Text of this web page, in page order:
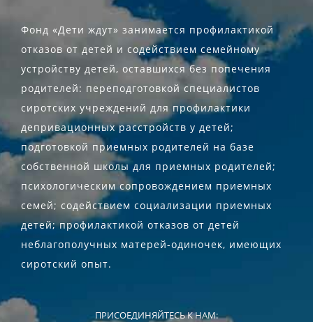
Фонд «Дети ждут» занимается профилактикой
отказов от детей и содействием семейному
устройству детей, оставшихся без попечения
родителей: переподготовкой специалистов
сиротских учреждений для профилактики
депривационных расстройств у детей;
подготовкой приемных родителей на базе
собственной школы для приемных родителей;
психологическим сопровождением приемных
семей; содействием социализации приемных
детей; профилактикой отказов от детей
неблагополучных матерей-одиночек, имеющих
сиротский опыт.
ПРИСОЕДИНЯЙТЕСЬ К НАМ: